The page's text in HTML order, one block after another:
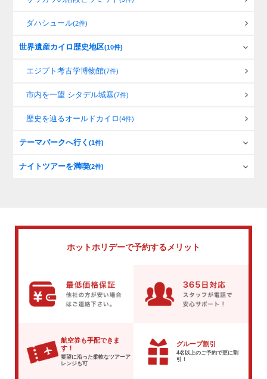
ダハシュール(2件)
世界遺産カイロ歴史地区(10件)
エジプト考古学博物館(7件)
市内を一望 シタデル城塞(7件)
歴史を辿るオールドカイロ(4件)
テーマパークへ行く(1件)
ナイトツアーを満喫(2件)
ホットホリデーで予約するメリット
航空券も手配できま
す！
要望に沿った柔軟なツアーア
レンジも可
グループ割引
4名以上のご予約で更に割
引！